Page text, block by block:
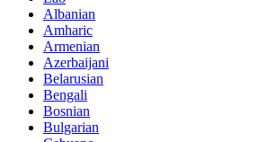
Albanian
Amharic
Armenian
Azerbaijani
Belarusian
Bengali
Bosnian
Bulgarian